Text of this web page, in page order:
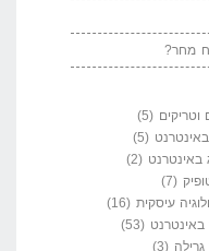
מחר?
וטריקים (5)
(5)
באינטרנט (2)
(7)
עיסקית (16)
באינטרנט (53)
גרילה (3)